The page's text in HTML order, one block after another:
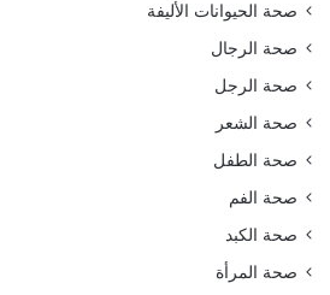
صحة الحيوانات الأليفة
صحة الرجال
صحة الرجل
صحة الشعر
صحة الطفل
صحة الفم
صحة الكبد
صحة المرأة